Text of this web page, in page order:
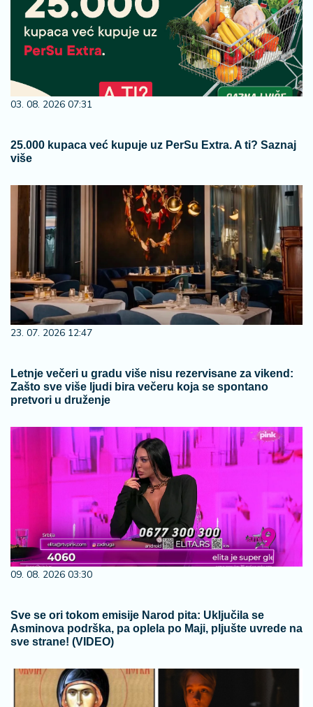
03. 08. 2026 07:31
25.000 kupaca već kupuje uz PerSu Extra. A ti? Saznaj
više
23. 07. 2026 12:47
Letnje večeri u gradu više nisu rezervisane za vikend:
Zašto sve više ljudi bira večeru koja se spontano
pretvori u druženje
09. 08. 2026 03:30
Sve se ori tokom emisije Narod pita: Uključila se
Asminova podrška, pa oplela po Maji, pljušte uvrede na
sve strane! (VIDEO)